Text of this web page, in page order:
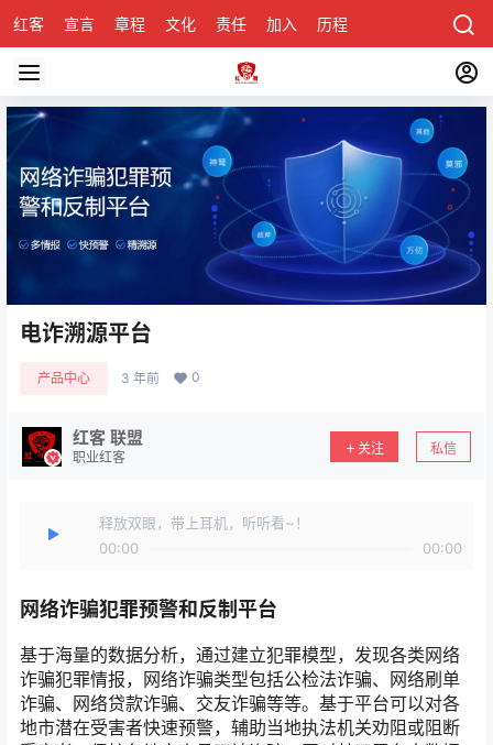
红客 宣言 章程 文化 责任 加入 历程 关于
电诈溯源平台
产品中心 3 年前 0
红客 联盟
职业红客
关注 私信
释放双眼，带上耳机，听听看~！
00:00
00:00
网络诈骗犯罪预警和反制平台
基于海量的数据分析，通过建立犯罪模型，发现各类网络
诈骗犯罪情报，网络诈骗类型包括公检法诈骗、网络刷单
诈骗、网络贷款诈骗、交友诈骗等等。基于平台可以对各
地市潜在受害者快速预警，辅助当地执法机关劝阻或阻断